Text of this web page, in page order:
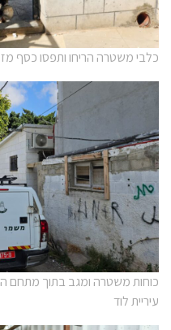
כלבי משטרה הריחו ותפסו כסף
כוחות משטרה ומגב בתוך מתחם
עיריית לוד